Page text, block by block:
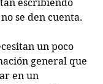
escribiendo
se den cuenta.
un poco
general que
en un